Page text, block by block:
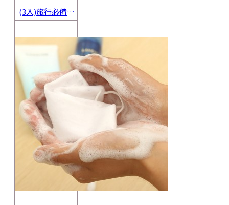
(3入)旅行必備密封香皂收納盒 方便攜帶防水海綿肥皂盒 香皂盒